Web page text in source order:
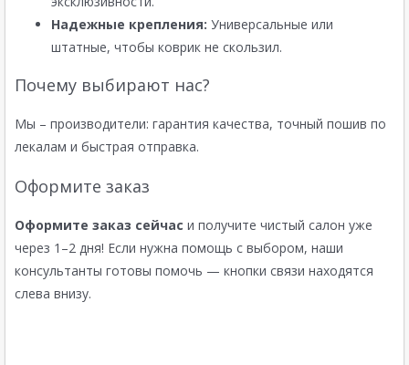
Надежные крепления: Универсальные или
штатные, чтобы коврик не скользил.
Почему выбирают нас?
Мы – производители: гарантия качества, точный пошив по
лекалам и быстрая отправка.
Оформите заказ
Оформите заказ сейчас и получите чистый салон уже
через 1–2 дня! Если нужна помощь с выбором, наши
консультанты готовы помочь — кнопки связи находятся
слева внизу.